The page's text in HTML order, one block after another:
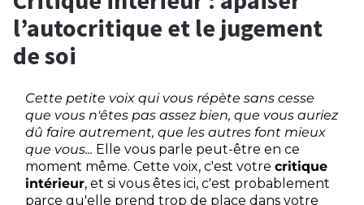
l’autocritique et le jugement
de soi
Cette petite voix qui vous répète sans cesse
que vous n'êtes pas assez bien, que vous auriez
dû faire autrement, que les autres font mieux
que vous... Elle vous parle peut-être en ce
moment même. Cette voix, c'est votre critique
intérieur, et si vous êtes ici, c'est probablement
parce qu'elle prend trop de place dans votre